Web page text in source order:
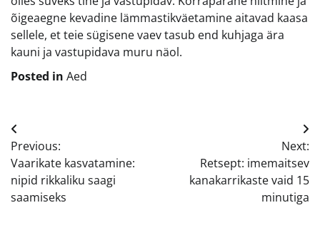
õigeaegne kevadine lämmastikväetamine aitavad kaasa
sellele, et teie sügisene vaev tasub end kuhjaga ära
kauni ja vastupidava muru näol.
Posted in Aed
Navigeerimine
Previous:
Vaarikate kasvatamine:
nipid rikkaliku saagi
saamiseks
Next:
Retsept: imemaitsev
kanakarrikaste vaid 15
minutiga